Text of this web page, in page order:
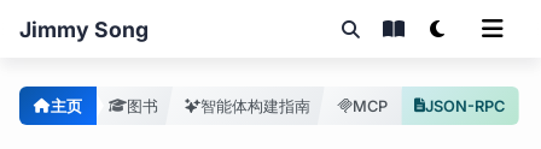
Jimmy Song
主页 图书 智能体构建指南 MCP JSON-RPC